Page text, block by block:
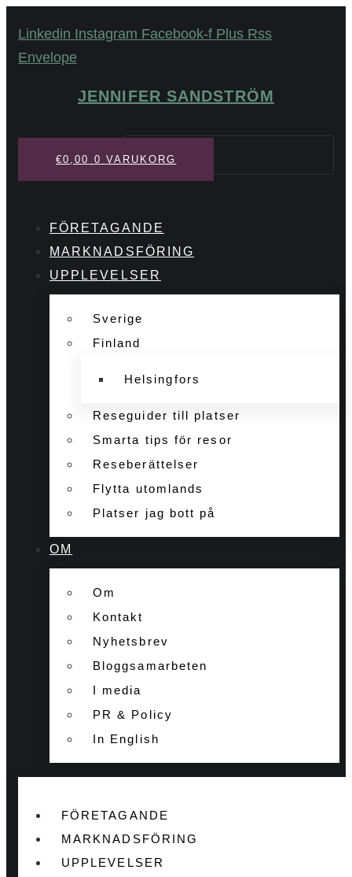
till
innehåll
Linkedin Instagram Facebook-f Plus Rss
Envelope
JENNIFER SANDSTRÖM
Sök
€0,00 0 VARUKORG
FÖRETAGANDE
MARKNADSFÖRING
UPPLEVELSER
Sverige
Finland
Helsingfors
Reseguider till platser
Smarta tips för resor
Reseberättelser
Flytta utomlands
Platser jag bott på
OM
Om
Kontakt
Nyhetsbrev
Bloggsamarbeten
I media
PR & Policy
In English
FÖRETAGANDE
MARKNADSFÖRING
UPPLEVELSER